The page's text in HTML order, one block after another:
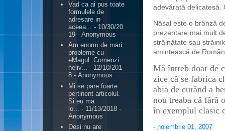
adevărată delicatesă.
Năsal este o brânză
prezentare mai mult
străinătate sau
amintească de
Mă întreb doar de
zice că se fabrica
abia de curând a
nou treaba că fără
în exemplul clasic
- noiembrie 01, 2007
Vad ca ai pus toate
formulele de
adresare in
aceea...
- 10/30/20
19 - Anonymous
Am enorm de mari
probleme cu
eMagul. Comenzi
neliv... - 12/10/201
8 - Anonymous
Mi se pare foarte
pertinent articolul.
Si eu ma
lo...
- 11/13/2018 -
Anonymous
Deși nu are